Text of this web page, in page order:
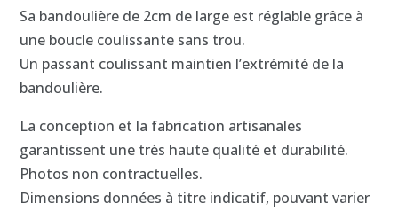
Sa bandoulière de 2cm de large est réglable grâce à
une boucle coulissante sans trou.
Un passant coulissant maintien l’extrémité de la
bandoulière.
La conception et la fabrication artisanales
garantissent une très haute qualité et durabilité.
Photos non contractuelles.
Dimensions données à titre indicatif, pouvant varier